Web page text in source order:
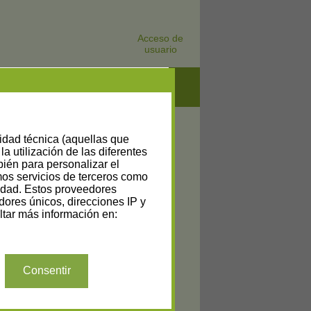
Acceso de
usuario
técnica (aquellas que
utilización de las diferentes
para personalizar el
servicios de terceros como
Estos proveedores
únicos, direcciones IP y
más información en:
Consentir